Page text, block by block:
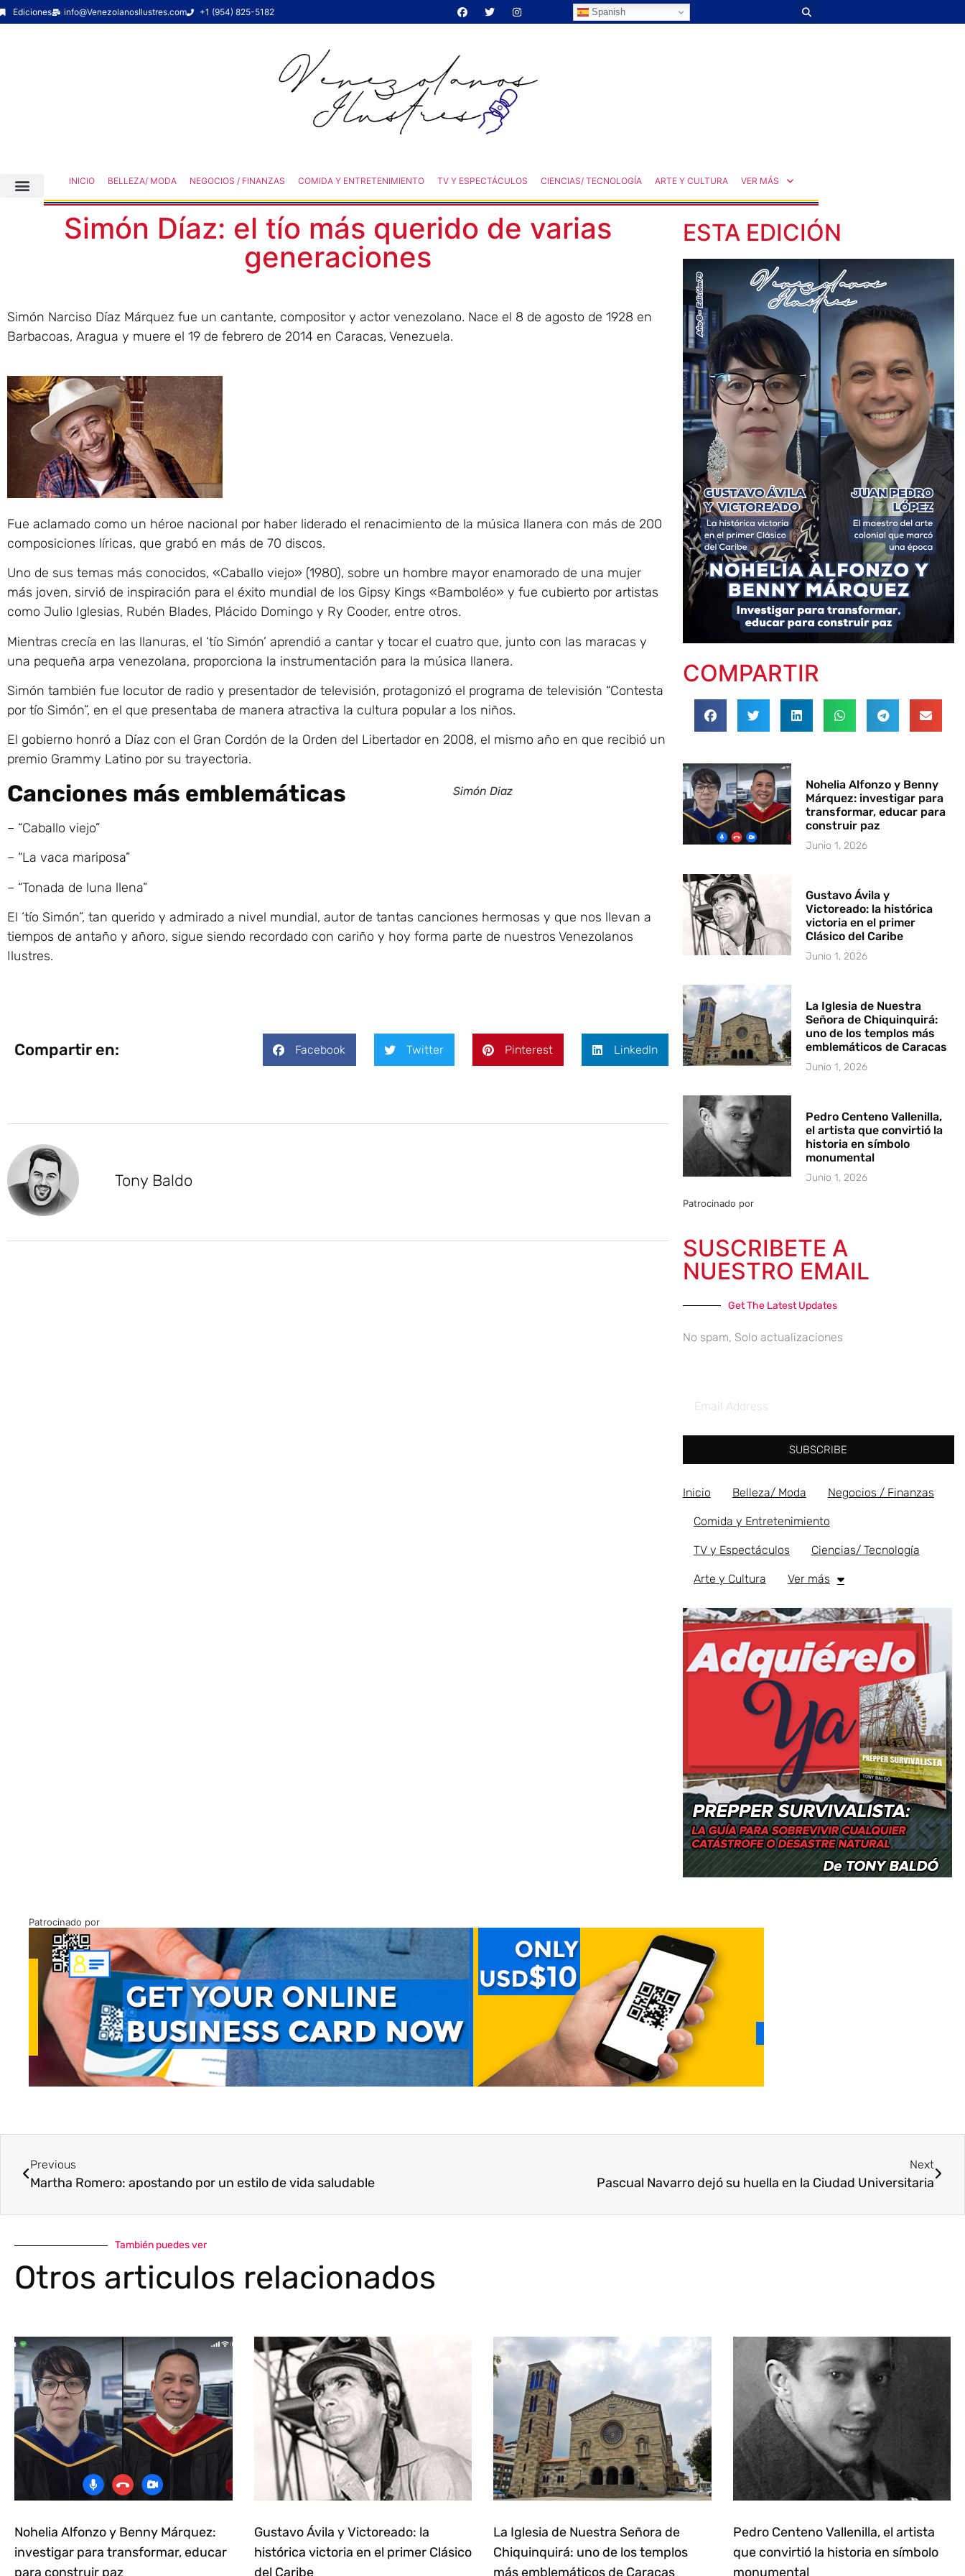
Ediciones info@VenezolanosIlustres.com +1 (954) 825-5182 Spanish
INICIO BELLEZA/ MODA NEGOCIOS / FINANZAS COMIDA Y ENTRETENIMIENTO TV Y ESPECTÁCULOS CIENCIAS/ TECNOLOGÍA ARTE Y CULTURA VER MÁS
Simón Díaz: el tío más querido de varias
generaciones
Simón Narciso Díaz Márquez fue un cantante, compositor y actor venezolano. Nace el 8 de agosto de 1928 en
Barbacoas, Aragua y muere el 19 de febrero de 2014 en Caracas, Venezuela.
Fue aclamado como un héroe nacional por haber liderado el renacimiento de la música llanera con más de 200
composiciones líricas, que grabó en más de 70 discos.
Uno de sus temas más conocidos, «Caballo viejo» (1980), sobre un hombre mayor enamorado de una mujer
más joven, sirvió de inspiración para el éxito mundial de los Gipsy Kings «Bamboléo» y fue cubierto por artistas
como Julio Iglesias, Rubén Blades, Plácido Domingo y Ry Cooder, entre otros.
Mientras crecía en las llanuras, el ‘tío Simón’ aprendió a cantar y tocar el cuatro que, junto con las maracas y
una pequeña arpa venezolana, proporciona la instrumentación para la música llanera.
Simón también fue locutor de radio y presentador de televisión, protagonizó el programa de televisión “Contesta
por tío Simón”, en el que presentaba de manera atractiva la cultura popular a los niños.
El gobierno honró a Díaz con el Gran Cordón de la Orden del Libertador en 2008, el mismo año en que recibió un
premio Grammy Latino por su trayectoria.
Simón Diaz
Canciones más emblemáticas
– “Caballo viejo”
– “La vaca mariposa”
– “Tonada de luna llena”
El ‘tío Simón”, tan querido y admirado a nivel mundial, autor de tantas canciones hermosas y que nos llevan a
tiempos de antaño y añoro, sigue siendo recordado con cariño y hoy forma parte de nuestros Venezolanos
Ilustres.
Compartir en: Facebook Twitter Pinterest LinkedIn
Tony Baldo
ESTA EDICIÓN
COMPARTIR
Nohelia Alfonzo y Benny
Márquez: investigar para
transformar, educar para
construir paz
Junio 1, 2026
Gustavo Ávila y
Victoreado: la histórica
victoria en el primer
Clásico del Caribe
Junio 1, 2026
La Iglesia de Nuestra
Señora de Chiquinquirá:
uno de los templos más
emblemáticos de Caracas
Junio 1, 2026
Pedro Centeno Vallenilla,
el artista que convirtió la
historia en símbolo
monumental
Junio 1, 2026
Patrocinado por
SUSCRIBETE A
NUESTRO EMAIL
Get The Latest Updates
No spam, Solo actualizaciones
SUBSCRIBE
Inicio Belleza/ Moda Negocios / Finanzas
Comida y Entretenimiento
TV y Espectáculos Ciencias/ Tecnología
Arte y Cultura Ver más
Patrocinado por
Previous
Martha Romero: apostando por un estilo de vida saludable
Next
Pascual Navarro dejó su huella en la Ciudad Universitaria
También puedes ver
Otros articulos relacionados
Nohelia Alfonzo y Benny Márquez:
investigar para transformar, educar
para construir paz
Gustavo Ávila y Victoreado: la
histórica victoria en el primer Clásico
del Caribe
La Iglesia de Nuestra Señora de
Chiquinquirá: uno de los templos
más emblemáticos de Caracas
Pedro Centeno Vallenilla, el artista
que convirtió la historia en símbolo
monumental